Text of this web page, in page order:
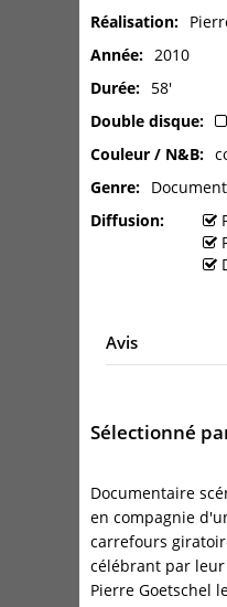
Réalisation
Année
2010
Durée
58'
Double disque
Couleur / N&B
Genre
Diffusion
Avis
Sélectionné
Documentaire
en compagnie
carrefours
célébrant par
Pierre Goetschel